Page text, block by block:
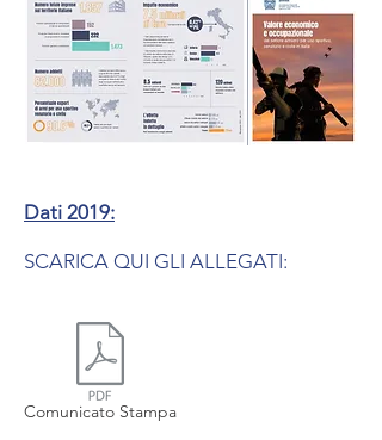
Dati 2019:
SCARICA QUI GLI ALLEGATI:
Comunicato Stampa